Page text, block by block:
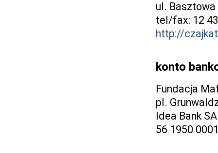
ul.
tel/fax: 12
http://
konto
Fundacja
pl.
Idea Bank SA
56 1950